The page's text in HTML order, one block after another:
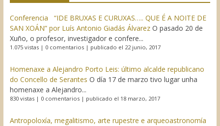
Conferencia “IDE BRUXAS E CURUXAS….. QUE É A NOITE DE
SAN XOÁN” por Luís Antonio Giadás Álvarez O pasado 20 de
Xuño, o profesor, investigador e confere...
1.075 vistas| 0 comentarios| publicado el 22 junio, 2017
Homenaxe a Alejandro Porto Leis: último alcalde republicano
do Concello de Serantes O día 17 de marzo tivo lugar unha
homenaxe a Alejandro...
830 vistas| 0 comentarios| publicado el 18 marzo, 2017
Antropoloxía, megalitismo, arte rupestre e arqueoastronomía